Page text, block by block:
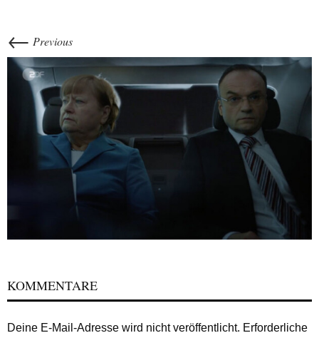
← Previous
KOMMENTARE
Deine E-Mail-Adresse wird nicht veröffentlicht. Erforderliche